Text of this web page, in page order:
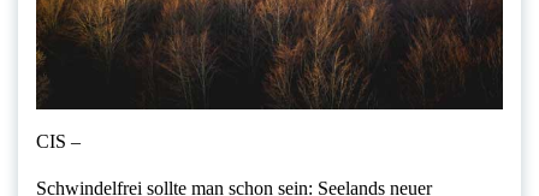
CIS –
Schwindelfrei sollte man schon sein: Seelands neuer